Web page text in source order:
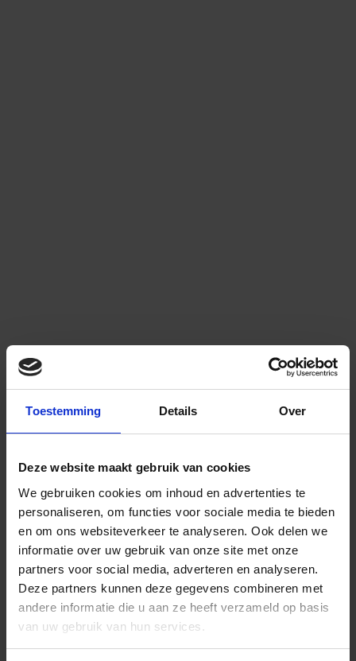
Toestemming Details Over
Deze website maakt gebruik van cookies
We gebruiken cookies om inhoud en advertenties te
personaliseren, om functies voor sociale media te bieden
en om ons websiteverkeer te analyseren. Ook delen we
informatie over uw gebruik van onze site met onze
partners voor social media, adverteren en analyseren.
Deze partners kunnen deze gegevens combineren met
andere informatie die u aan ze heeft verzameld op basis
van uw gebruik van hun services.